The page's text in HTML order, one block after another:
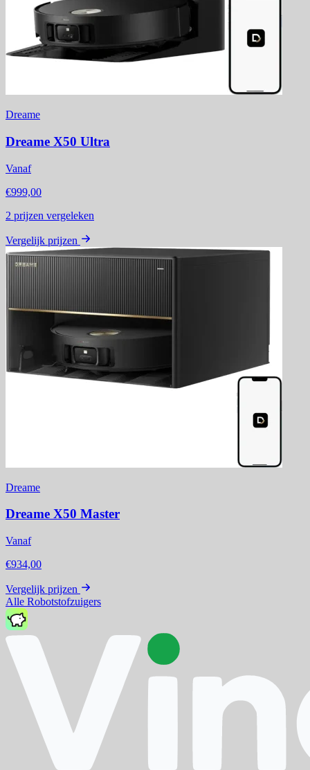
Dreame
Dreame X50 Ultra
Vanaf
€999,00
2 prijzen vergeleken
Vergelijk prijzen
Dreame
Dreame X50 Master
Vanaf
€934,00
Vergelijk prijzen
Alle Robotstofzuigers